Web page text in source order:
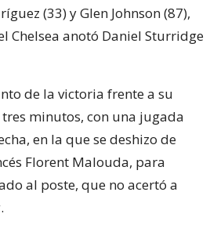
(33) y Glen Johnson (87),
Chelsea anotó Daniel Sturridge
de la victoria frente a su
minutos, con una jugada
en la que se deshizo de
Florent Malouda, para
al poste, que no acertó a